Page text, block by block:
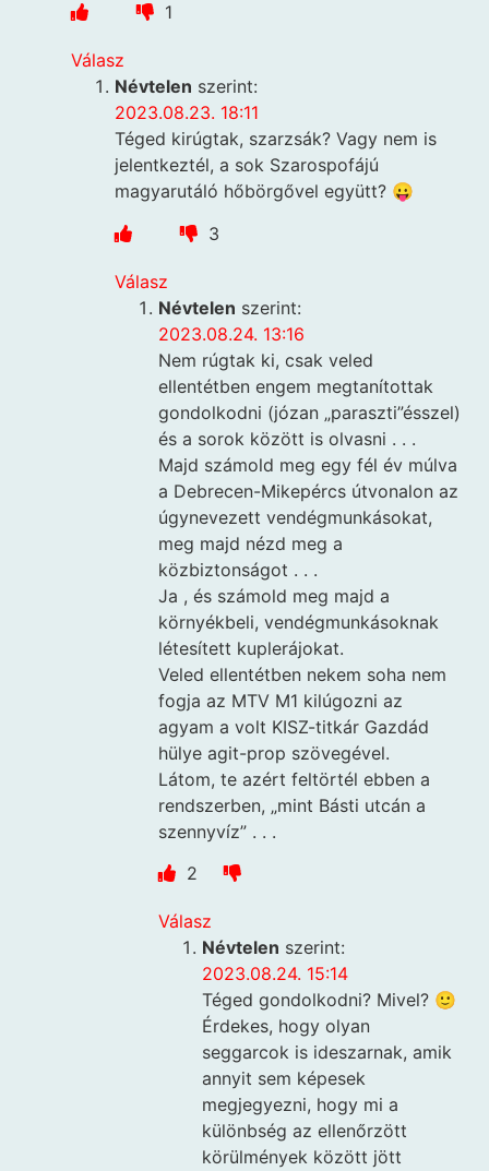
1
Válasz
Névtelen szerint:
2023.08.23. 18:11
Téged kirúgtak, szarzsák? Vagy nem is
jelentkeztél, a sok Szarospofájú
magyarutáló hőbörgővel együtt? 😛
3
Válasz
Névtelen szerint:
2023.08.24. 13:16
Nem rúgtak ki, csak veled
ellentétben engem megtanítottak
gondolkodni (józan „paraszti”ésszel)
és a sorok között is olvasni . . .
Majd számold meg egy fél év múlva
a Debrecen-Mikepércs útvonalon az
úgynevezett vendégmunkásokat,
meg majd nézd meg a
közbiztonságot . . .
Ja , és számold meg majd a
környékbeli, vendégmunkásoknak
létesített kuplerájokat.
Veled ellentétben nekem soha nem
fogja az MTV M1 kilúgozni az
agyam a volt KISZ-titkár Gazdád
hülye agit-prop szövegével.
Látom, te azért feltörtél ebben a
rendszerben, „mint Básti utcán a
szennyvíz” . . .
2
Válasz
Névtelen szerint:
2023.08.24. 15:14
Téged gondolkodni? Mivel? 🙂
Érdekes, hogy olyan
seggarcok is ideszarnak, amik
annyit sem képesek
megjegyezni, hogy mi a
különbség az ellenőrzött
körülmények között jött